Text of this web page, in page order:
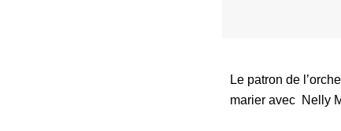
Le patron de
marier avec Nelly